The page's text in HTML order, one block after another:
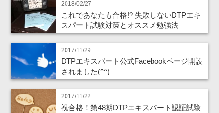
2018/02/27
これであなたも合格!? 失敗しないDTPエキ
スパート試験対策とオススメ勉強法
2017/11/29
DTPエキスパート公式Facebookページ開設
されました(^^)
2017/11/22
祝合格！第48期DTPエキスパート認証試験